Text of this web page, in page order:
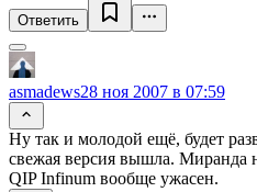
Ответить
asmadews28 ноя 2007 в 07:59
Ну так и молодой ещё, будет
свежая версия вышла. Миранда
QIP Infinum вообще ужасен.